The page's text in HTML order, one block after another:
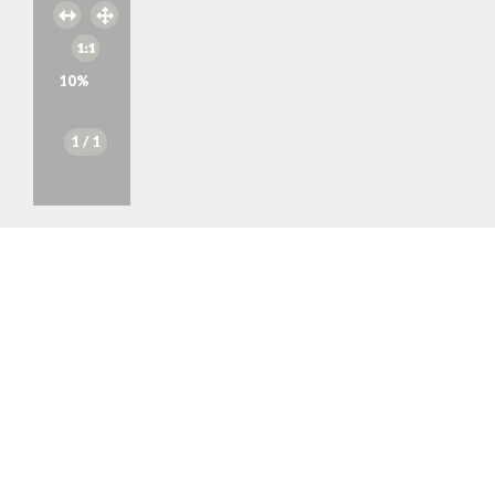
10%
1 / 1